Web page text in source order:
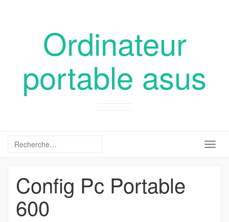
Ordinateur
portable asus
Config Pc Portable
600